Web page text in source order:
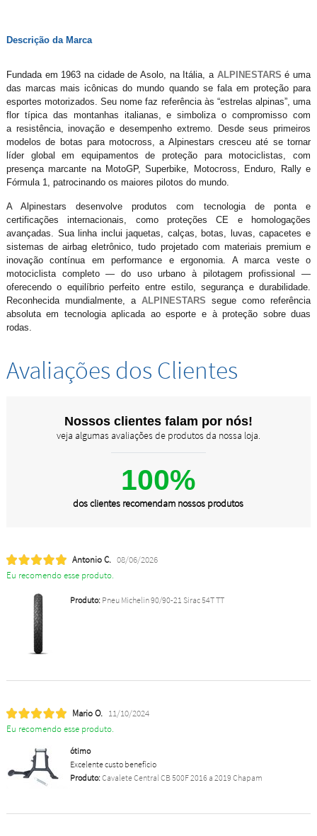
Descrição da Marca
Fundada em 1963 na cidade de Asolo, na Itália, a ALPINESTARS é uma
das marcas mais icônicas do mundo quando se fala em proteção para
esportes motorizados. Seu nome faz referência às “estrelas alpinas”, uma
flor típica das montanhas italianas, e simboliza o compromisso com
a resistência, inovação e desempenho extremo. Desde seus primeiros
modelos de botas para motocross, a Alpinestars cresceu até se tornar
líder global em equipamentos de proteção para motociclistas, com
presença marcante na MotoGP, Superbike, Motocross, Enduro, Rally e
Fórmula 1, patrocinando os maiores pilotos do mundo.
A Alpinestars desenvolve produtos com tecnologia de ponta e
certificações internacionais, como proteções CE e homologações
avançadas. Sua linha inclui jaquetas, calças, botas, luvas, capacetes e
sistemas de airbag eletrônico, tudo projetado com materiais premium e
inovação contínua em performance e ergonomia. A marca veste o
motociclista completo — do uso urbano à pilotagem profissional —
oferecendo o equilíbrio perfeito entre estilo, segurança e durabilidade.
Reconhecida mundialmente, a ALPINESTARS segue como referência
absoluta em tecnologia aplicada ao esporte e à proteção sobre duas
rodas.
Avaliações dos Clientes
Nossos clientes falam por nós!
veja algumas avaliações de produtos da nossa loja.
100%
dos clientes recomendam nossos produtos
Antonio C. 08/06/2026
Eu recomendo esse produto.
Produto:Pneu Michelin 90/90-21 Sirac 54T TT
Mario O. 11/10/2024
Eu recomendo esse produto.
ótimo
Excelente custo benefício
Produto:Cavalete Central CB 500F 2016 a 2019 Chapam